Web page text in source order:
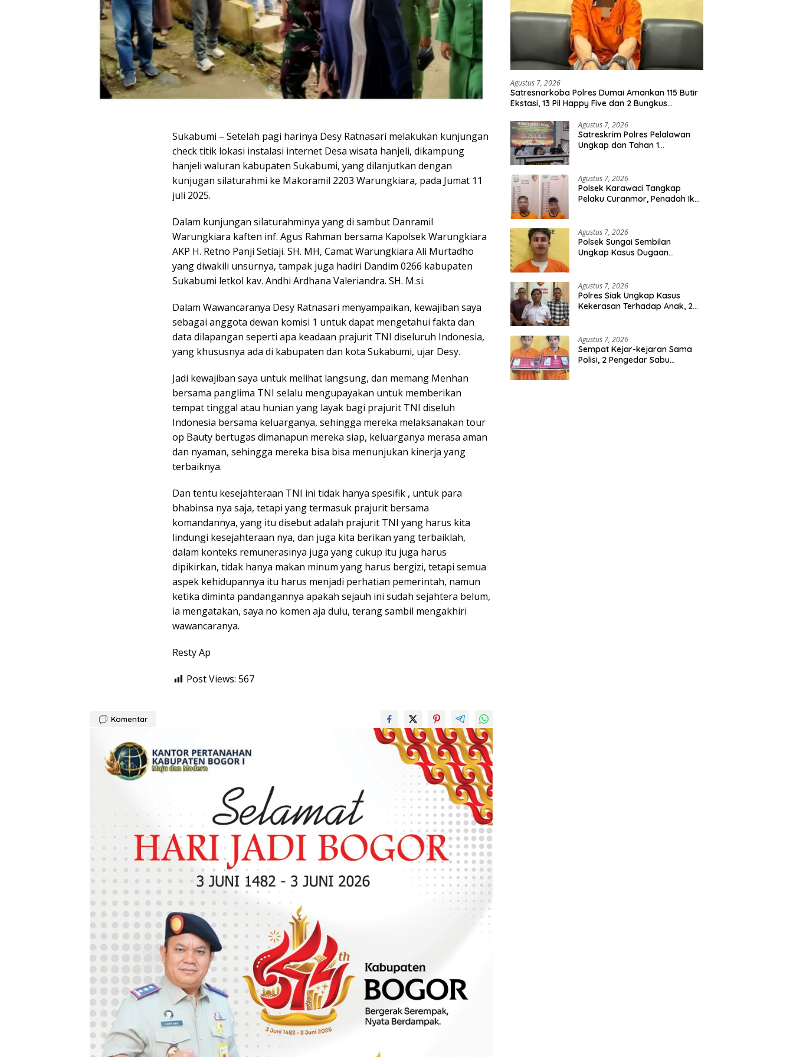
Sukabumi – Setelah pagi harinya Desy Ratnasari melakukan kunjungan
check titik lokasi instalasi internet Desa wisata hanjeli, dikampung
hanjeli waluran kabupaten Sukabumi, yang dilanjutkan dengan
kunjugan silaturahmi ke Makoramil 2203 Warungkiara, pada Jumat 11
juli 2025.
Dalam kunjungan silaturahminya yang di sambut Danramil
Warungkiara kaften inf. Agus Rahman bersama Kapolsek Warungkiara
AKP H. Retno Panji Setiaji. SH. MH, Camat Warungkiara Ali Murtadho
yang diwakili unsurnya, tampak juga hadiri Dandim 0266 kabupaten
Sukabumi letkol kav. Andhi Ardhana Valeriandra. SH. M.si.
Dalam Wawancaranya Desy Ratnasari menyampaikan, kewajiban saya
sebagai anggota dewan komisi 1 untuk dapat mengetahui fakta dan
data dilapangan seperti apa keadaan prajurit TNI diseluruh Indonesia,
yang khususnya ada di kabupaten dan kota Sukabumi, ujar Desy.
Jadi kewajiban saya untuk melihat langsung, dan memang Menhan
bersama panglima TNI selalu mengupayakan untuk memberikan
tempat tinggal atau hunian yang layak bagi prajurit TNI diseluh
Indonesia bersama keluarganya, sehingga mereka melaksanakan tour
op Bauty bertugas dimanapun mereka siap, keluarganya merasa aman
dan nyaman, sehingga mereka bisa bisa menunjukan kinerja yang
terbaiknya.
Dan tentu kesejahteraan TNI ini tidak hanya spesifik , untuk para
bhabinsa nya saja, tetapi yang termasuk prajurit bersama
komandannya, yang itu disebut adalah prajurit TNI yang harus kita
lindungi kesejahteraan nya, dan juga kita berikan yang terbaiklah,
dalam konteks remunerasinya juga yang cukup itu juga harus
dipikirkan, tidak hanya makan minum yang harus bergizi, tetapi semua
aspek kehidupannya itu harus menjadi perhatian pemerintah, namun
ketika diminta pandangannya apakah sejauh ini sudah sejahtera belum,
ia mengatakan, saya no komen aja dulu, terang sambil mengakhiri
wawancaranya.
Resty Ap
Post Views: 567
Komentar
Agustus 7, 2026
Satresnarkoba Polres Dumai Amankan 115 Butir
Ekstasi, 13 Pil Happy Five dan 2 Bungkus
Agustus 7, 2026
Satreskrim Polres Pelalawan
Ungkap dan Tahan 1
Agustus 7, 2026
Polsek Karawaci Tangkap
Pelaku Curanmor, Penadah Ikut
Agustus 7, 2026
Polsek Sungai Sembilan
Ungkap Kasus Dugaan
Berhasil Diamankan
Agustus 7, 2026
Polres Siak Ungkap Kasus
Kekerasan Terhadap Anak, 2
Agustus 7, 2026
Sempat Kejar-kejaran Sama
Polisi, 2 Pengedar Sabu